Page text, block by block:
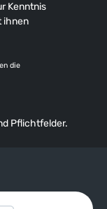
Kenntnis
ihnen
die
Pflichtfelder.